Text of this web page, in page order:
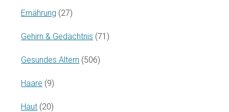
Ernährung (27)
Gehirn & Gedächtnis (71)
Gesundes Altern (506)
Haare (9)
Haut (20)